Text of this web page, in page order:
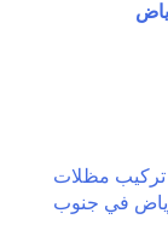
مظلات
في جنوب